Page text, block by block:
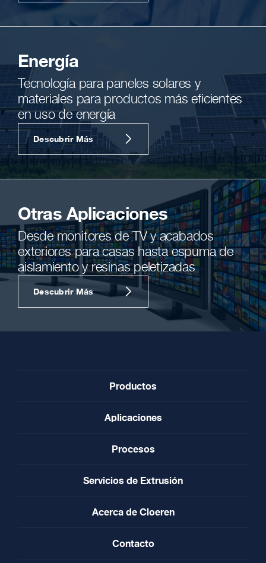
Energía
Tecnología para paneles solares y
materiales para productos más eficientes
en uso de energía
Descubrir Más
Otras Aplicaciones
Desde monitores de TV y acabados
exteriores para casas hasta espuma de
aislamiento y resinas peletizadas
Descubrir Más
Productos
Aplicaciones
Procesos
Servicios de Extrusión
Acerca de Cloeren
Contacto